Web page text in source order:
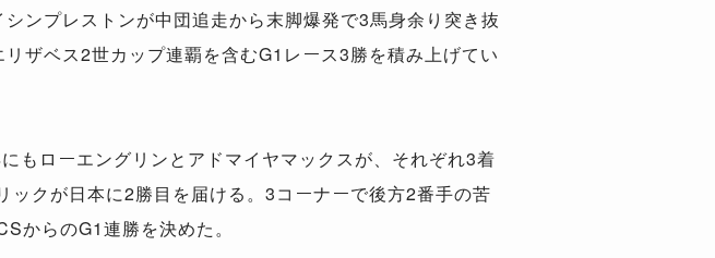
ンプレストンが中団追走から末脚爆発で3馬身余り突き抜
ザベス2世カップ連覇を含むG1レース3勝を積み上げてい
もローエングリンとアドマイヤマックスが、それぞれ3着
クが日本に2勝目を届ける。3コーナーで後方2番手の苦
からのG1連勝を決めた。